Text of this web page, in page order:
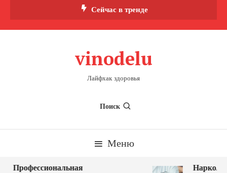
Сейчас в тренде
vinodelu
Лайфхак здоровья
Поиск
Меню
Профессиональная